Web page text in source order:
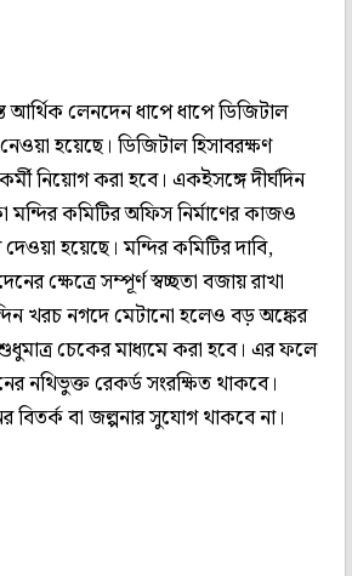
আর্থিক লেনদেন ধাপে ধাপে ডিজিটাল
নেওয়া হয়েছে। ডিজিটাল হিসাবরক্ষণ
নিয়োগ করা হবে। একইসঙ্গে দীর্ঘদিন
মন্দির কমিটির অফিস নির্মাণের কাজও
হয়েছে। মন্দির কমিটির দাবি,
ক্ষেত্রে সম্পূর্ণ স্বচ্ছতা বজায় রাখা
খরচ নগদে মেটানো হলেও বড় অঙ্কের
চেকের মাধ্যমে করা হবে। এর ফলে
নথিভুক্ত রেকর্ড সংরক্ষিত থাকবে।
বা জল্পনার সুযোগ থাকবে না।